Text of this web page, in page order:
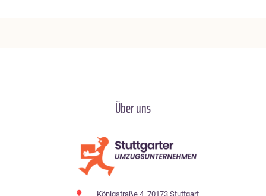
Über uns
Königstraße 4, 70173 Stuttgart